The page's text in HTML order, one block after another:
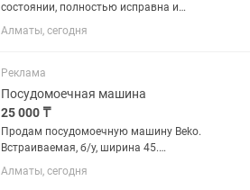
состоянии, полностью исправна и
готова к эксплуатации. Работает тихо,
без нареканий. Характеристики:
Встраиваемая, ширина 60 см ...
Алматы, сегодня
Реклама
Посудомоечная машина
25 000 ₸
Продам посудомоечную машину Beko.
Встраиваемая, б/у, ширина 45.
Самовывоз из Бостандыкского района.
Алматы, сегодня